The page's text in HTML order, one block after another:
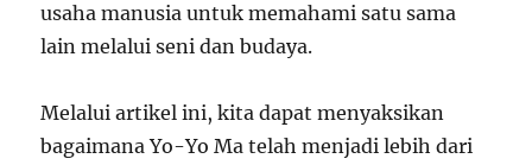
usaha manusia untuk memahami satu sama
lain melalui seni dan budaya.
Melalui artikel ini, kita dapat menyaksikan
bagaimana Yo-Yo Ma telah menjadi lebih dari